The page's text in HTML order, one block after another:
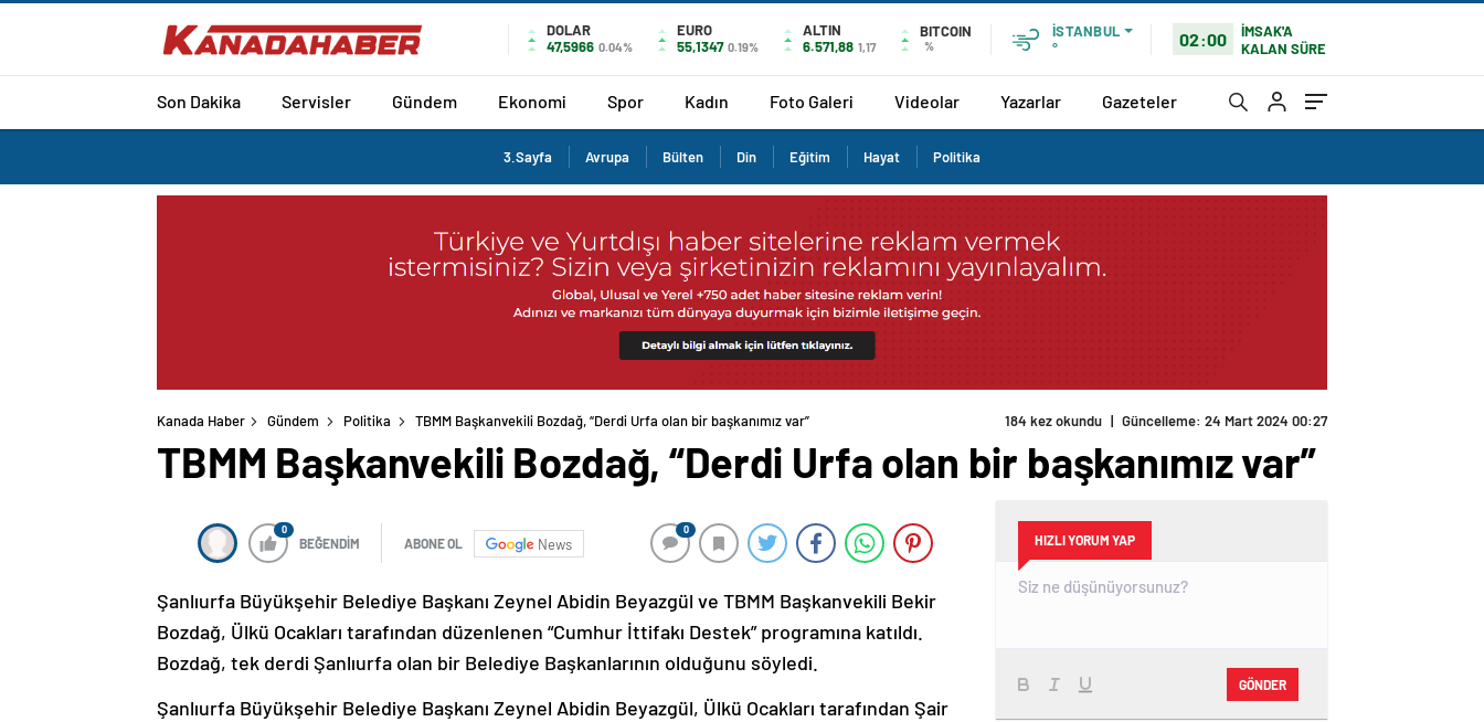
DOLAR
47,5966 0.04%
EURO
55,1347 0.19%
ALTIN
6.571,88 1,17
BITCOIN
%
İSTANBUL
°
02:00
İMSAK'A
KALAN SÜRE
Son Dakika Servisler Gündem Ekonomi Spor Kadın Foto Galeri Videolar Yazarlar Gazeteler
3.Sayfa Avrupa Bülten Din Eğitim Hayat Politika
Kanada Haber Gündem Politika TBMM Başkanvekili Bozdağ, “Derdi Urfa olan bir başkanımız var” 184 kez okundu | Güncelleme: 24 Mart 2024 00:27
TBMM Başkanvekili Bozdağ, “Derdi Urfa olan bir başkanımız var”
0
BEĞENDİM ABONE OL News
0
Şanlıurfa Büyükşehir Belediye Başkanı Zeynel Abidin Beyazgül ve TBMM Başkanvekili Bekir
Bozdağ, Ülkü Ocakları tarafından düzenlenen “Cumhur İttifakı Destek” programına katıldı.
Bozdağ, tek derdi Şanlıurfa olan bir Belediye Başkanlarının olduğunu söyledi.
Şanlıurfa Büyükşehir Belediye Başkanı Zeynel Abidin Beyazgül, Ülkü Ocakları tarafından Şair
HIZLI YORUM YAP
GÖNDER